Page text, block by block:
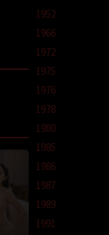
1952
1966
1972
1975
1976
1978
1980
1985
1986
1987
1989
1991